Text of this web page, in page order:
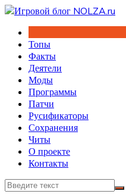
Перейти
содержимому
Топы
Факты
Деятели
Моды
Программы
Патчи
Русификаторы
Сохранения
Читы
О проекте
Контакты